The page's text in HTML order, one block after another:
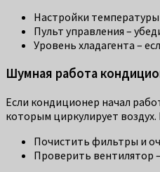
Настройки
Пульт управления –
Уровень хладагента –
Шумная работа
Если кондиционер начал
которым циркулирует воздух.
Почистить фильтры и
Проверить вентилятор